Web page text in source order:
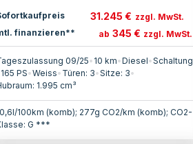
31.245 € zzgl. MwSt.
finanzieren**
ab 345 € zzgl. MwSt.
09/25• 10 km•Diesel•Schaltung
165 PS•Weiss• Türen: 3•Sitze: 3•
1.995 cm³
100km (komb); 277g CO2/km (komb); CO2-
G ***